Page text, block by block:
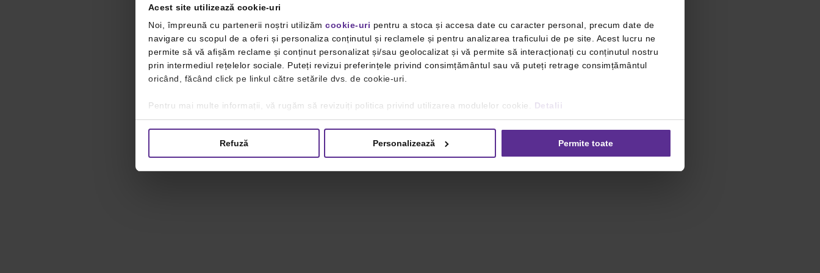
Acest site utilizează cookie-uri
Noi, împreună cu partenerii noștri utilizăm cookie-uri pentru a stoca și accesa date cu caracter personal, precum date de
navigare cu scopul de a oferi și personaliza conținutul și reclamele și pentru analizarea traficului de pe site. Acest lucru ne
permite să vă afișăm reclame și conținut personalizat și/sau geolocalizat și vă permite să interacționați cu conținutul nostru
prin intermediul rețelelor sociale. Puteți revizui preferințele privind consimțământul sau vă puteți retrage consimțământul
oricând, făcând click pe linkul către setările dvs. de cookie-uri.
Pentru mai multe informații, vă rugăm să revizuiți politica privind utilizarea modulelor cookie. Detalii
Refuză Personalizează Permite toate